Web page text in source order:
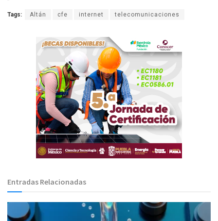
Tags: Altán cfe internet telecomunicaciones
Entradas Relacionadas